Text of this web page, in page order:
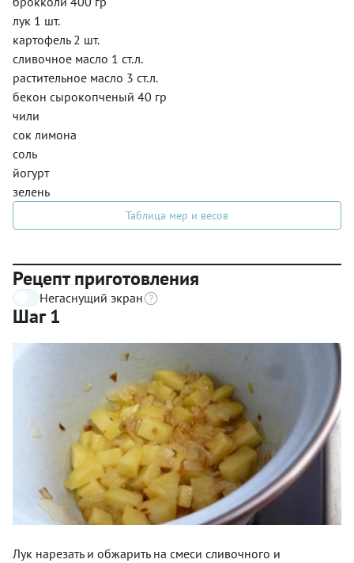
лук 1 шт.
картофель 2 шт.
сливочное масло 1 ст.л.
растительное масло 3 ст.л.
бекон сырокопченый 40 гр
чили
сок лимона
соль
йогурт
зелень
Таблица мер и весов
Рецепт приготовления
Негаснущий экран
Шаг 1
Лук нарезать и обжарить на смеси сливочного и